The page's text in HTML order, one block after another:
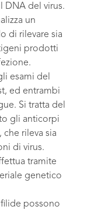
DNA del virus.
un
di rilevare sia
prodotti
esami del
ed entrambi
Si tratta del
gli anticorpi
, che rileva sia
di virus.
tramite
genetico
possono